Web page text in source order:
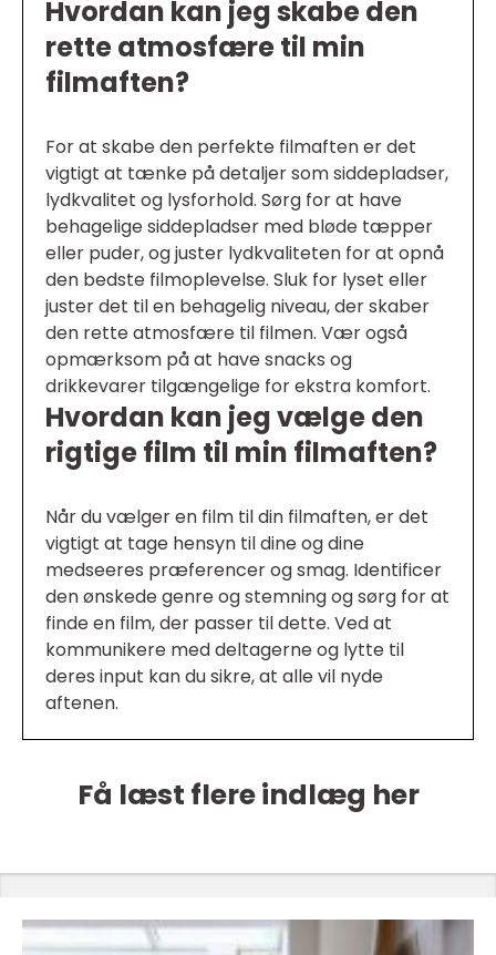
Hvordan kan jeg skabe den
rette atmosfære til min
filmaften?
For at skabe den perfekte filmaften er det
vigtigt at tænke på detaljer som siddepladser,
lydkvalitet og lysforhold. Sørg for at have
behagelige siddepladser med bløde tæpper
eller puder, og juster lydkvaliteten for at opnå
den bedste filmoplevelse. Sluk for lyset eller
juster det til en behagelig niveau, der skaber
den rette atmosfære til filmen. Vær også
opmærksom på at have snacks og
drikkevarer tilgængelige for ekstra komfort.
Hvordan kan jeg vælge den
rigtige film til min filmaften?
Når du vælger en film til din filmaften, er det
vigtigt at tage hensyn til dine og dine
medseeres præferencer og smag. Identificer
den ønskede genre og stemning og sørg for at
finde en film, der passer til dette. Ved at
kommunikere med deltagerne og lytte til
deres input kan du sikre, at alle vil nyde
aftenen.
Få læst flere indlæg her